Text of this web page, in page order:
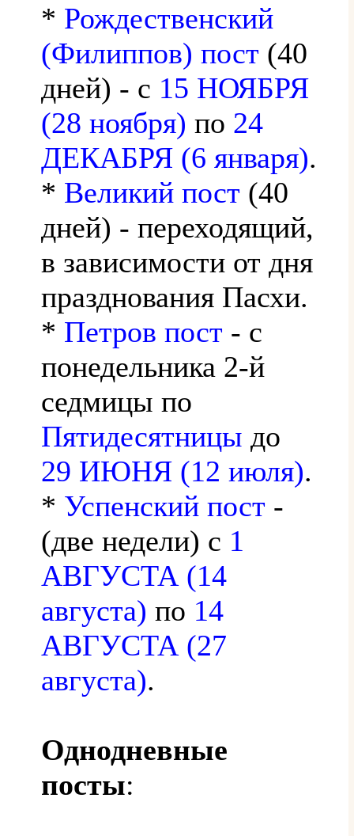
* Рождественский
(Филиппов) пост (40
дней) - с 15 НОЯБРЯ
(28 ноября) по 24
ДЕКАБРЯ (6 января).
* Великий пост (40
дней) - переходящий,
в зависимости от дня
празднования Пасхи.
* Петров пост - с
понедельника 2-й
седмицы по
Пятидесятницы до
29 ИЮНЯ (12 июля).
* Успенский пост -
(две недели) с 1
АВГУСТА (14
августа) по 14
АВГУСТА (27
августа).
Однодневные
посты: